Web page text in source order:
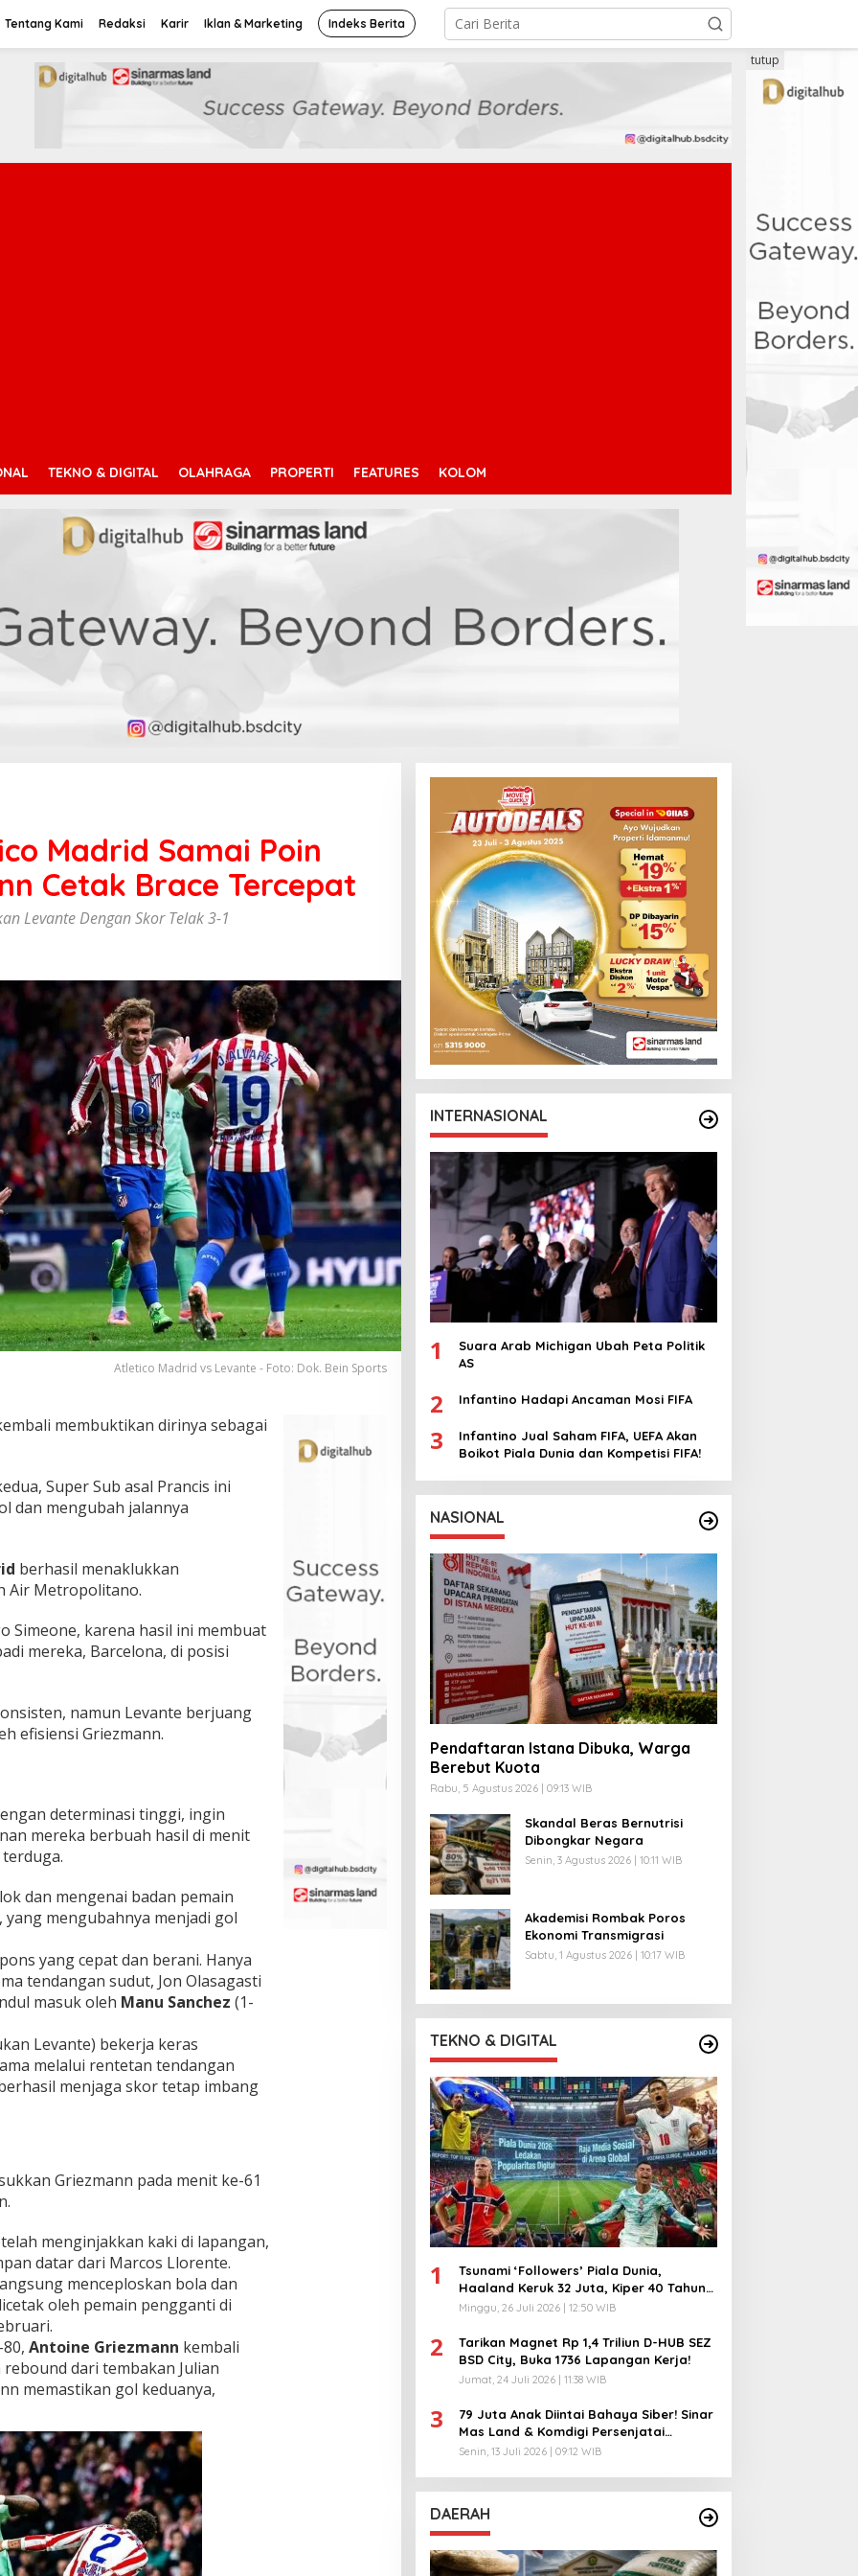
Tentang Kami Redaksi Karir Iklan & Marketing Indeks Berita
TEKNO & DIGITAL OLAHRAGA PROPERTI FEATURES KOLOM
tutup
Madrid Samai Poin
Cetak Brace Tercepat
Levante Dengan Skor Telak 3-1
Atletico Madrid vs Levante - Foto: Dok. Bein Sports
membuktikan dirinya sebagai
Super Sub asal Prancis ini
dan mengubah jalannya
berhasil menaklukkan
Air Metropolitano.
Simeone, karena hasil ini membuat
mereka, Barcelona, di posisi
namun Levante berjuang
efisiensi Griezmann.
determinasi tinggi, ingin
mereka berbuah hasil di menit
dan mengenai badan pemain
yang mengubahnya menjadi gol
yang cepat dan berani. Hanya
tendangan sudut, Jon Olasagasti
masuk oleh Manu Sanchez (1-
Levante) bekerja keras
melalui rentetan tendangan
menjaga skor tetap imbang
Griezmann pada menit ke-61
menginjakkan kaki di lapangan,
datar dari Marcos Llorente.
menceploskan bola dan
oleh pemain pengganti di
Antoine Griezmann kembali
dari tembakan Julian
memastikan gol keduanya,
INTERNASIONAL
1
Suara Arab Michigan Ubah Peta Politik
AS
2 Infantino Hadapi Ancaman Mosi FIFA
3
Infantino Jual Saham FIFA, UEFA Akan
Boikot Piala Dunia dan Kompetisi FIFA!
NASIONAL
Pendaftaran Istana Dibuka, Warga
Berebut Kuota
Rabu, 5 Agustus 2026 | 09:13 WIB
Skandal Beras Bernutrisi
Dibongkar Negara
Senin, 3 Agustus 2026 | 10:11 WIB
Akademisi Rombak Poros
Ekonomi Transmigrasi
Sabtu, 1 Agustus 2026 | 10:17 WIB
TEKNO & DIGITAL
1
Tsunami ‘Followers’ Piala Dunia,
Haaland Keruk 32 Juta, Kiper 40 Tahun
Bikin Geger!
Minggu, 26 Juli 2026 | 12:50 WIB
2
Tarikan Magnet Rp 1,4 Triliun D-HUB SEZ
BSD City, Buka 1736 Lapangan Kerja!
Jumat, 24 Juli 2026 | 11:38 WIB
3
79 Juta Anak Diintai Bahaya Siber! Sinar
Mas Land & Komdigi Persenjatai
Ratusan Guru!
Senin, 13 Juli 2026 | 09:12 WIB
DAERAH